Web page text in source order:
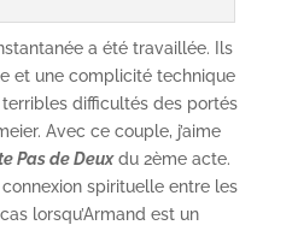
a été travaillée. Ils
et une complicité technique
difficultés des portés
Avec ce couple, j’aime
Pas de Deuxdu 2ème acte.
spirituelle entre les
lorsqu’Armand est un